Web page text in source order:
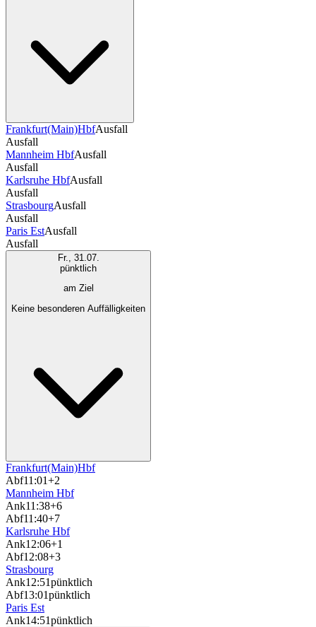
Frankfurt(Main)HbfAusfall
Ausfall
Mannheim HbfAusfall
Ausfall
Karlsruhe HbfAusfall
Ausfall
StrasbourgAusfall
Ausfall
Paris EstAusfall
Ausfall
Fr., 31.07.
pünktlich
am Ziel
Keine besonderen Auffälligkeiten
Frankfurt(Main)Hbf
Abf11:01+2
Mannheim Hbf
Ank11:38+6
Abf11:40+7
Karlsruhe Hbf
Ank12:06+1
Abf12:08+3
Strasbourg
Ank12:51pünktlich
Abf13:01pünktlich
Paris Est
Ank14:51pünktlich